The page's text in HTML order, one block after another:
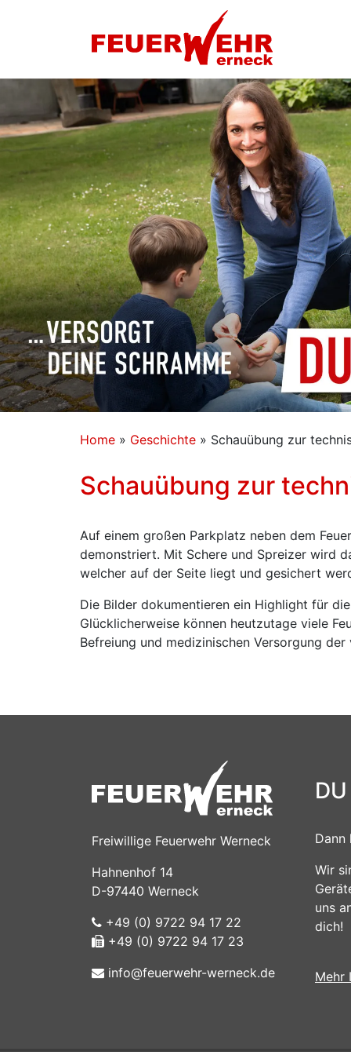
Home » Geschichte » Schauübung zur
Schauübung zur
Auf einem großen Parkplatz neben dem
demonstriert. Mit Schere und Spreizer wird
welcher auf der Seite liegt und gesichert
Die Bilder dokumentieren ein Highlight für
Glücklicherweise können heutzutage viele
Befreiung und medizinischen Versorgung
Freiwillige Feuerwehr Werneck
Hahnenhof 14
D-97440 Werneck
+49 (0) 9722 94 17 22
+49 (0) 9722 94 17 23
info@feuerwehr-werneck.de
Dann
Wir
uns
dich!
Mehr